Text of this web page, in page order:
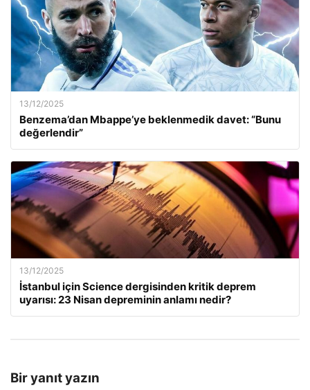
13/12/2025
Benzema’dan Mbappe’ye beklenmedik davet: “Bunu
değerlendir”
13/12/2025
İstanbul için Science dergisinden kritik deprem
uyarısı: 23 Nisan depreminin anlamı nedir?
Bir yanıt yazın